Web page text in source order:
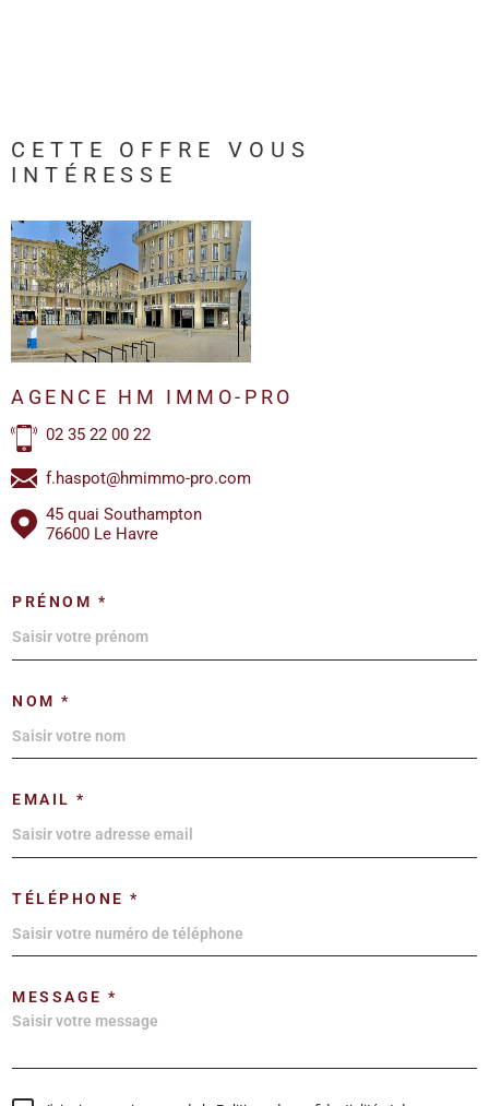
CETTE OFFRE
VOUS
INTÉRESSE
AGENCE HM IMMO-PRO
02 35 22 00 22
f.haspot@hmimmo-pro.com
45 quai Southampton
76600 Le Havre
PRÉNOM *
NOM *
EMAIL *
TÉLÉPHONE *
MESSAGE *